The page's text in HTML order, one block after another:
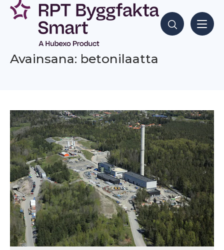
Siirry
sisältöön
Hae sisältöjä
Avainsana: betonilaatta